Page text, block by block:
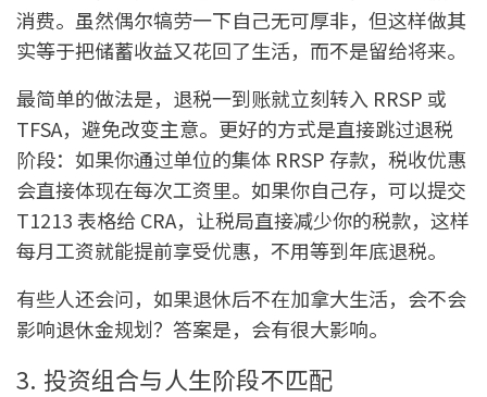
消费。虽然偶尔犒劳一下自己无可厚非，但这样做其
实等于把储蓄收益又花回了生活，而不是留给将来。
最简单的做法是，退税一到账就立刻转入 RRSP 或
TFSA，避免改变主意。更好的方式是直接跳过退税
阶段：如果你通过单位的集体 RRSP 存款，税收优惠
会直接体现在每次工资里。如果你自己存，可以提交
T1213 表格给 CRA，让税局直接减少你的税款，这样
每月工资就能提前享受优惠，不用等到年底退税。
有些人还会问，如果退休后不在加拿大生活，会不会
影响退休金规划？答案是，会有很大影响。
3. 投资组合与人生阶段不匹配